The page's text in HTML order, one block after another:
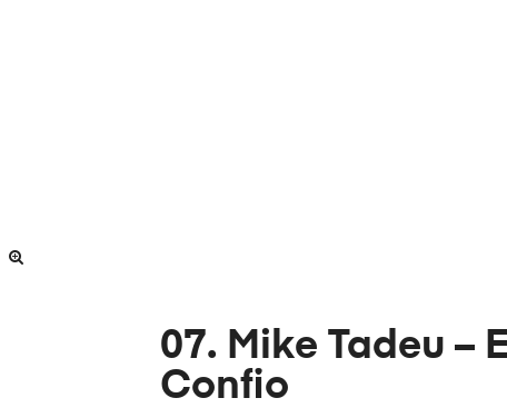
07. Mike Tadeu –
Confio